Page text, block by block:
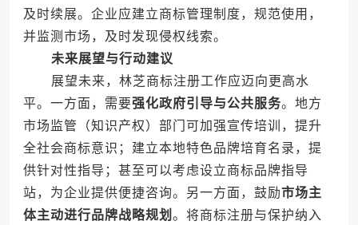
及时续展。企业应建立商标管理制度，规范使用，
并监测市场，及时发现侵权线索。
未来展望与行动建议
展望未来，林芝商标注册工作应迈向更高水
平。一方面，需要强化政府引导与公共服务。地方
市场监管（知识产权）部门可加强宣传培训，提升
全社会商标意识；建立本地特色品牌培育名录，提
供针对性指导；甚至可以考虑设立商标品牌指导
站，为企业提供便捷咨询。另一方面，鼓励市场主
体主动进行品牌战略规划 。将商标注册与保护纳入